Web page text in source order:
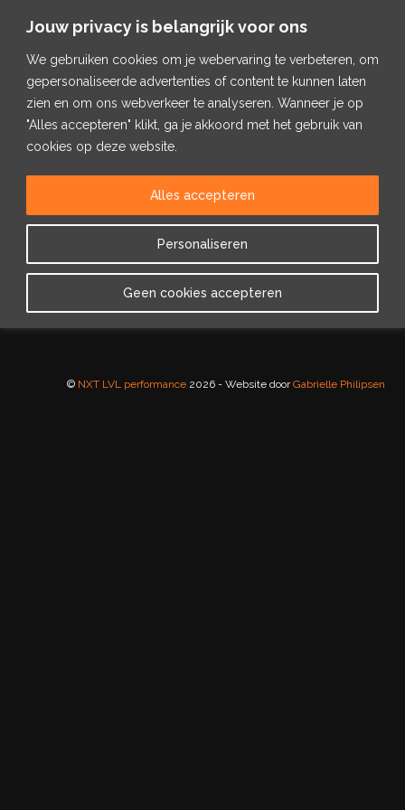
Jouw privacy is belangrijk voor ons
We gebruiken cookies om je webervaring te verbeteren, om
gepersonaliseerde advertenties of content te kunnen laten
zien en om ons webverkeer te analyseren. Wanneer je op
"Alles accepteren" klikt, ga je akkoord met het gebruik van
cookies op deze website.
Personaliseren
Geen cookies accepteren
Alles accepteren
Welkom bij NXT
LVL performance
Hier vind je binnenkort de nieuwe website. Van Level 0 naar the next
level!
© NXT LVL performance2026 - Website doorGabrielle Philipsen